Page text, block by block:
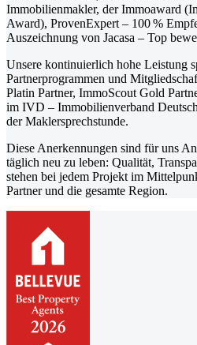
Immobilienmakler, der Immoaward
Award), ProvenExpert – 100 %
Auszeichnung von Jacasa – Top
Unsere kontinuierlich hohe Leistung
Partnerprogrammen und
Platin Partner, ImmoScout Gold
im IVD – Immobilienverband
der Maklersprechstunde.
Diese Anerkennungen sind für uns
täglich neu zu leben: Qualität,
stehen bei jedem Projekt im
Partner und die gesamte Region.